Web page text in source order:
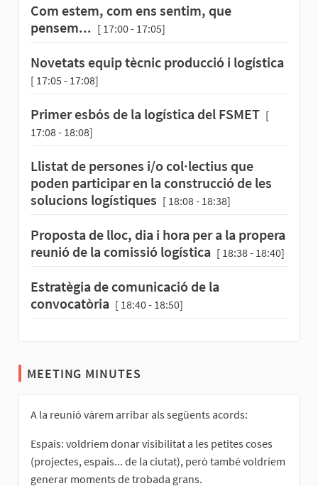
Com estem, com ens sentim, que
pensem... [ 17:00 - 17:05]
Novetats equip tècnic producció i logística
[ 17:05 - 17:08]
Primer esbós de la logística del FSMET [
17:08 - 18:08]
Llistat de persones i/o col·lectius que
poden participar en la construcció de les
solucions logístiques [ 18:08 - 18:38]
Proposta de lloc, dia i hora per a la propera
reunió de la comissió logística [ 18:38 - 18:40]
Estratègia de comunicació de la
convocatòria [ 18:40 - 18:50]
MEETING MINUTES
A la reunió vàrem arribar als següents acords:
Espais: voldríem donar visibilitat a les petites coses
(projectes, espais... de la ciutat), però també voldríem
generar moments de trobada grans.